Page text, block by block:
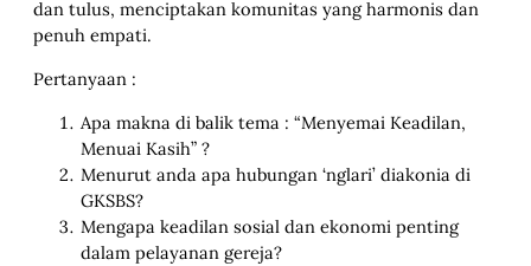
dan tulus, menciptakan komunitas yang harmonis dan
penuh empati.
Pertanyaan :
Apa makna di balik tema : “Menyemai Keadilan,
Menuai Kasih” ?
Menurut anda apa hubungan ‘nglari’ diakonia di
GKSBS?
Mengapa keadilan sosial dan ekonomi penting
dalam pelayanan gereja?